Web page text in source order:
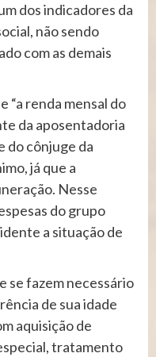
dos indicadores da
não sendo
com as demais
“a renda mensal do
da aposentadoria
do cônjuge da
já que a
Nesse
do grupo
a situação de
se fazem necessário
de sua idade
aquisição de
tratamento